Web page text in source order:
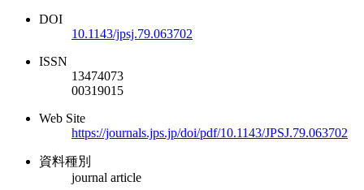
DOI
10.1143/jpsj.79.063702
ISSN
13474073
00319015
Web Site
https://journals.jps.jp/doi/pdf/10.1143/JPSJ.79.063702
資料種別
journal article